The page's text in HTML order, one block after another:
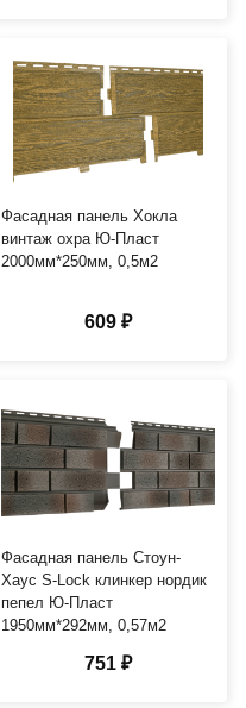
Фасадная панель Хокла
винтаж охра Ю-Пласт
2000мм*250мм, 0,5м2
609 ₽
Фасадная панель Стоун-
Хаус S-Lock клинкер нордик
пепел Ю-Пласт
1950мм*292мм, 0,57м2
751 ₽